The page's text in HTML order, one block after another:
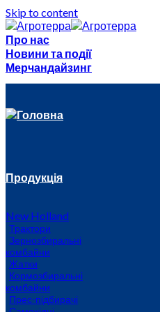
Skip to content
Про нас
Новини та події
Мерчандайзинг
Головна
Продукція
New Holland
Трактори
Зернозбиральні
комбайни
Жатки
Кормозбиральні
комбайни
Прес-підбирачі